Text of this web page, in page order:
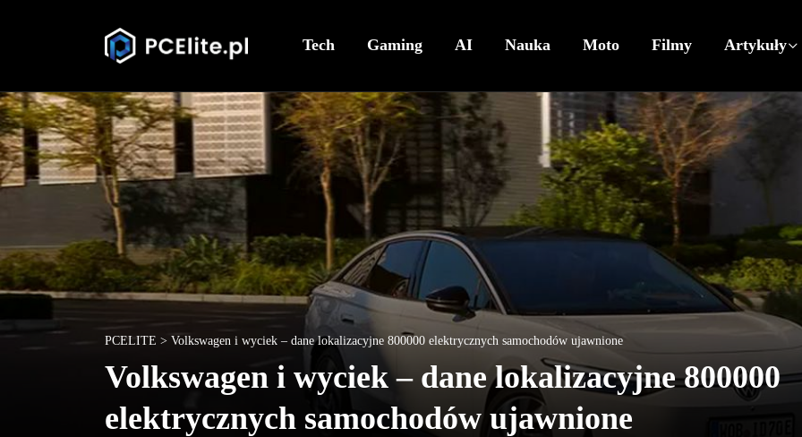
Tech Gaming AI Nauka Moto Filmy Artykuły
PCELITE > Volkswagen i wyciek – dane lokalizacyjne 800000 elektrycznych samochodów ujawnione
Volkswagen i wyciek – dane lokalizacyjne 800000
elektrycznych samochodów ujawnione